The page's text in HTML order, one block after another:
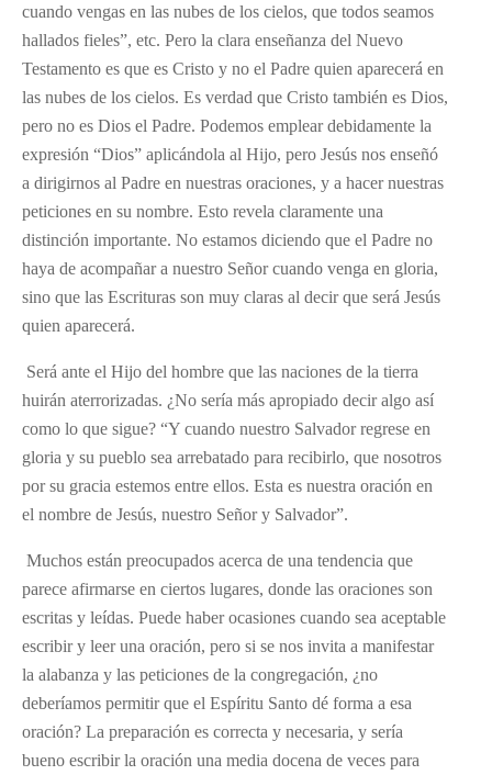
cuando vengas en las nubes de los cielos, que todos seamos
hallados fieles”, etc. Pero la clara enseñanza del Nuevo
Testamento es que es Cristo y no el Padre quien aparecerá en
las nubes de los cielos. Es verdad que Cristo también es Dios,
pero no es Dios el Padre. Podemos emplear debidamente la
expresión “Dios” aplicándola al Hijo, pero Jesús nos enseñó
a dirigirnos al Padre en nuestras oraciones, y a hacer nuestras
peticiones en su nombre. Esto revela claramente una
distinción importante. No estamos diciendo que el Padre no
haya de acompañar a nuestro Señor cuando venga en gloria,
sino que las Escrituras son muy claras al decir que será Jesús
quien aparecerá.
Será ante el Hijo del hombre que las naciones de la tierra
huirán aterrorizadas. ¿No sería más apropiado decir algo así
como lo que sigue? “Y cuando nuestro Salvador regrese en
gloria y su pueblo sea arrebatado para recibirlo, que nosotros
por su gracia estemos entre ellos. Esta es nuestra oración en
el nombre de Jesús, nuestro Señor y Salvador”.
Muchos están preocupados acerca de una tendencia que
parece afirmarse en ciertos lugares, donde las oraciones son
escritas y leídas. Puede haber ocasiones cuando sea aceptable
escribir y leer una oración, pero si se nos invita a manifestar
la alabanza y las peticiones de la congregación, ¿no
deberíamos permitir que el Espíritu Santo dé forma a esa
oración? La preparación es correcta y necesaria, y sería
bueno escribir la oración una media docena de veces para